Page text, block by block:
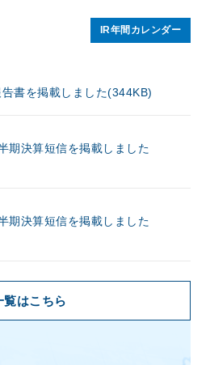
IR年間カレンダー
書を掲載しました(344KB)
期決算短信を掲載しました
期決算短信を掲載しました
覧はこちら